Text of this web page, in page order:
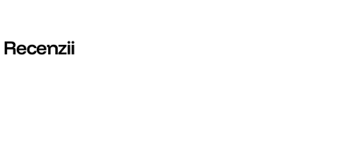
Recenzii